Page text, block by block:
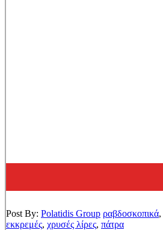
Post By: Polatidis Group ραβδοσκοπικά,
εκκρεμές, χρυσές λίρες, πάτρα